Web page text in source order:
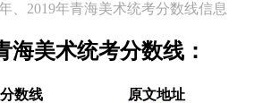
、2019年青海美术统考分数线信息
海美术统考分数线：
分数线
原文地址